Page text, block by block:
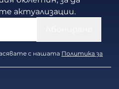
актуализации.
с нашата Политика за